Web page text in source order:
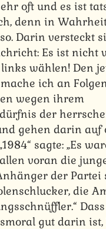
oft und es ist
denn in
so. Darin versteckt
Es ist nicht
wählen! Den
ich an
wegen ihrem
der
gehen darin auf
sagte: „Es
voran die
der Partei
die
gut darin ist,